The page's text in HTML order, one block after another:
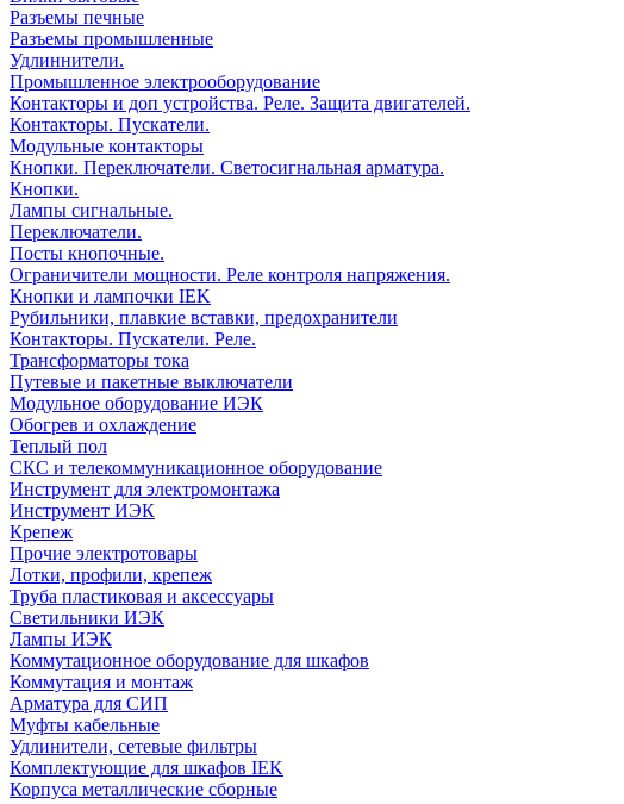
Разъемы печные
Разъемы промышленные
Удлиннители.
Промышленное электрооборудование
Контакторы и доп устройства. Реле. Защита двигателей.
Контакторы. Пускатели.
Модульные контакторы
Кнопки. Переключатели. Светосигнальная арматура.
Кнопки.
Лампы сигнальные.
Переключатели.
Посты кнопочные.
Ограничители мощности. Реле контроля напряжения.
Кнопки и лампочки IEK
Рубильники, плавкие вставки, предохранители
Контакторы. Пускатели. Реле.
Трансформаторы тока
Путевые и пакетные выключатели
Модульное оборудование ИЭК
Обогрев и охлаждение
Теплый пол
СКС и телекоммуникационное оборудование
Инструмент для электромонтажа
Инструмент ИЭК
Крепеж
Прочие электротовары
Лотки, профили, крепеж
Труба пластиковая и аксессуары
Светильники ИЭК
Лампы ИЭК
Коммутационное оборудование для шкафов
Коммутация и монтаж
Арматура для СИП
Муфты кабельные
Удлинители, сетевые фильтры
Комплектующие для шкафов IEK
Корпуса металлические сборные